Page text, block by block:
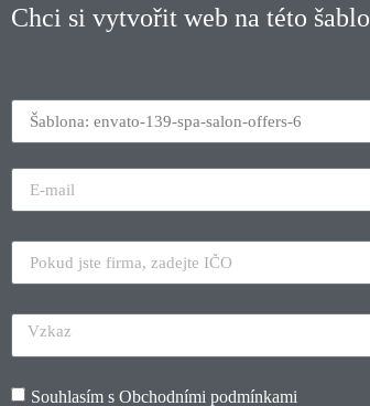
Chci si vytvořit web na této
Souhlasím s Obchodními podmínkami